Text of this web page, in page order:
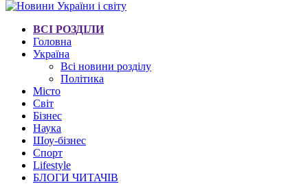
ВСІ РОЗДІЛИ
Головна
Україна
Всі новини розділу
Політика
Місто
Світ
Бізнес
Наука
Шоу-бізнес
Спорт
Lifestyle
БЛОГИ ЧИТАЧІВ